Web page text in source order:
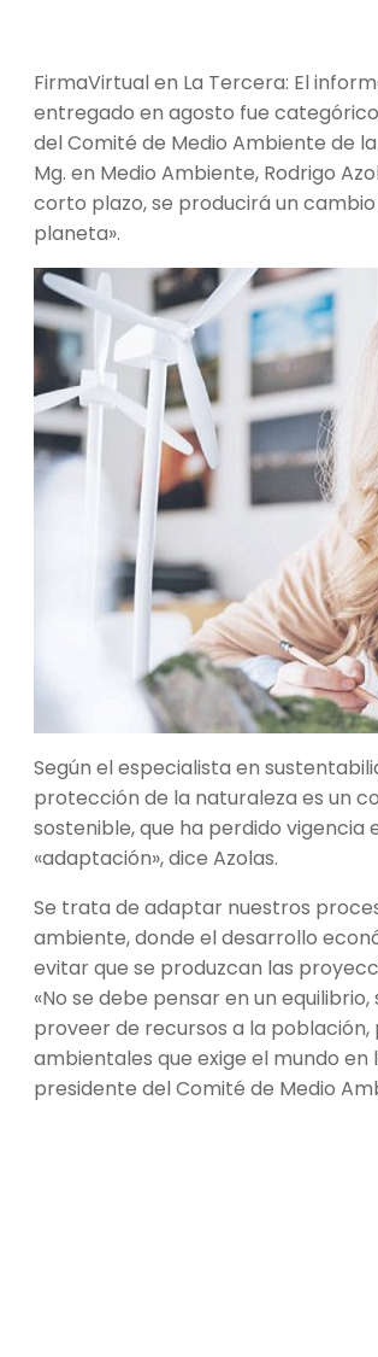
FirmaVirtual en La Tercera: El
entregado en agosto fue
del Comité de Medio Ambiente de
Mg. en Medio Ambiente, Rodrigo
corto plazo, se producirá un
planeta».
Según el especialista en
protección de la naturaleza es un
sostenible, que ha perdido
«adaptación», dice Azolas.
Se trata de adaptar nuestros
ambiente, donde el desarrollo
evitar que se produzcan las
«No se debe pensar en un
proveer de recursos a la
ambientales que exige el mundo
presidente del Comité de Medio